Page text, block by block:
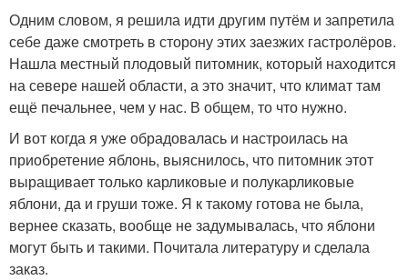
Одним словом, я решила идти другим путём и запретила
себе даже смотреть в сторону этих заезжих гастролёров.
Нашла местный плодовый питомник, который находится
на севере нашей области, а это значит, что климат там
ещё печальнее, чем у нас. В общем, то что нужно.
И вот когда я уже обрадовалась и настроилась на
приобретение яблонь, выяснилось, что питомник этот
выращивает только карликовые и полукарликовые
яблони, да и груши тоже. Я к такому готова не была,
вернее сказать, вообще не задумывалась, что яблони
могут быть и такими. Почитала литературу и сделала
заказ.